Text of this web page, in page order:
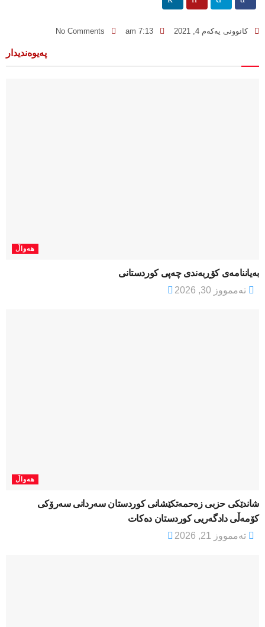
کانوونی یەکەم 4, 2021 7:13 am
No Comments
پەیوەندیدار
هەواڵ
بەیاننامەی کۆڕبەندی چەپی کوردستانی
تەممووز 30, 2026
هەواڵ
شاندێکی حزبی زەحمەتکێشانی کوردستان سەردانی سەرۆکی
کۆمەڵی دادگەریی کوردستان دەکات
تەممووز 21, 2026